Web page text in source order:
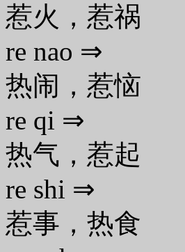
惹火，惹祸
re nao ⇒
热闹，惹恼
re qi ⇒
热气，惹起
re shi ⇒
惹事，热食